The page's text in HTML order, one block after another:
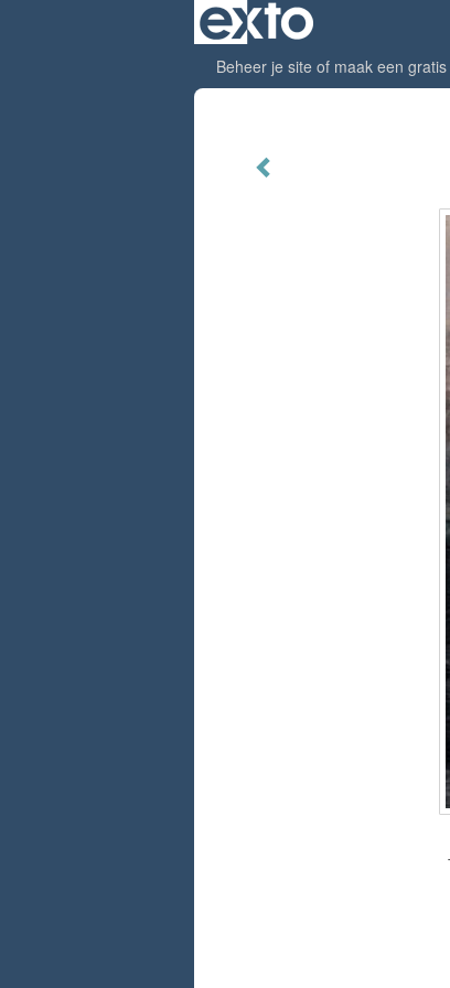
Beheer je site of maak een